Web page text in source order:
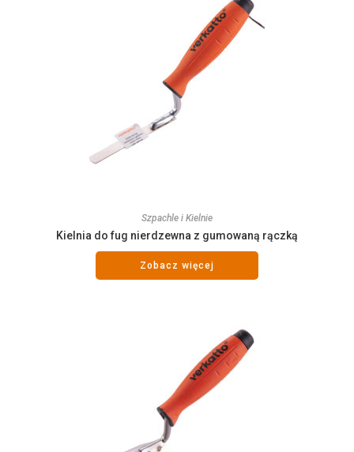
Szpachle i Kielnie
Kielnia do fug nierdzewna z gumowaną rączką
Zobacz więcej